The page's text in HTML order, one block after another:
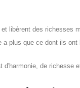
et libèrent des richesses
a plus que ce dont ils ont
d'harmonie, de richesse